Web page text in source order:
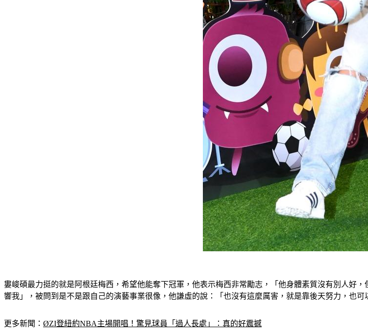
婁峻碩最力挺的就是阿根廷梅西，希望他能奪下冠軍，他表示梅西非常勵志，「他身體素質沒有別人好
響我」，被問到是不是跟自己的演藝事業很像，他謙虛的說：「也沒有這麼厲害，就是靠後天努力，也可
更多新聞： ØZI登紐約NBA主場開唱！驚見球員「過人長處」：真的好震撼